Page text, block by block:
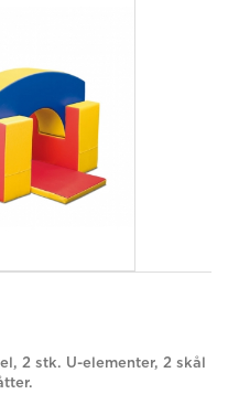
2 stk. U-elementer, 2 skål